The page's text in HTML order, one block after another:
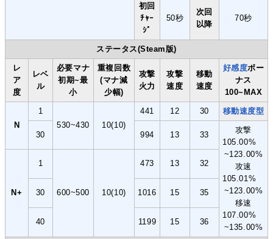
初回
ﾁｬｰ
ｼﾞ
50秒
次回
以降
70秒
ステータス(Steam版)
レ
ア
度
レベ
ル
必要マナ
初期~最
小
重複回数
(マナ減
少幅)
攻撃
火力
攻撃
速度
移動
速度
好感度ボー
ナス
100~MAX
N
1
530~430
10(10)
441 12 30 移動速度型
30 994 13 33
攻撃
105.00%
~123.00%
攻速
105.01%
~123.00%
移速
107.00%
~135.00%
N+
1
600~500 10(10)
473 13 32
30 1016 15 35
40 1199 15 36